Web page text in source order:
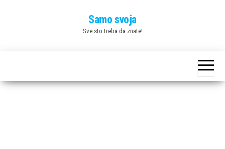
Samo svoja
Sve sto treba da znate!